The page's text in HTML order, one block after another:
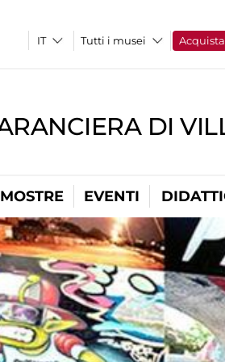
Tutti i musei Acquista
DI
MOSTRE EVENTI